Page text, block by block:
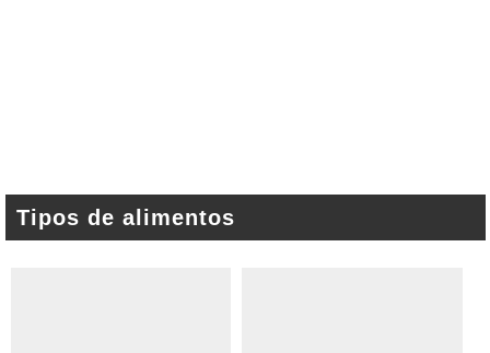
Tipos de alimentos